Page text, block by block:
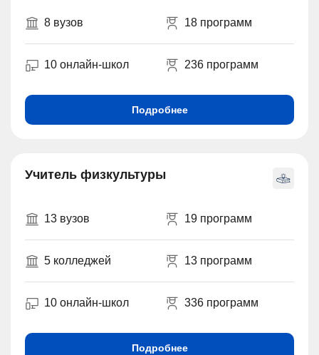
8 вузов 18 программ
10 онлайн-школ 236 программ
Подробнее
Учитель физкультуры
13 вузов 19 программ
5 колледжей 13 программ
10 онлайн-школ 336 программ
Подробнее